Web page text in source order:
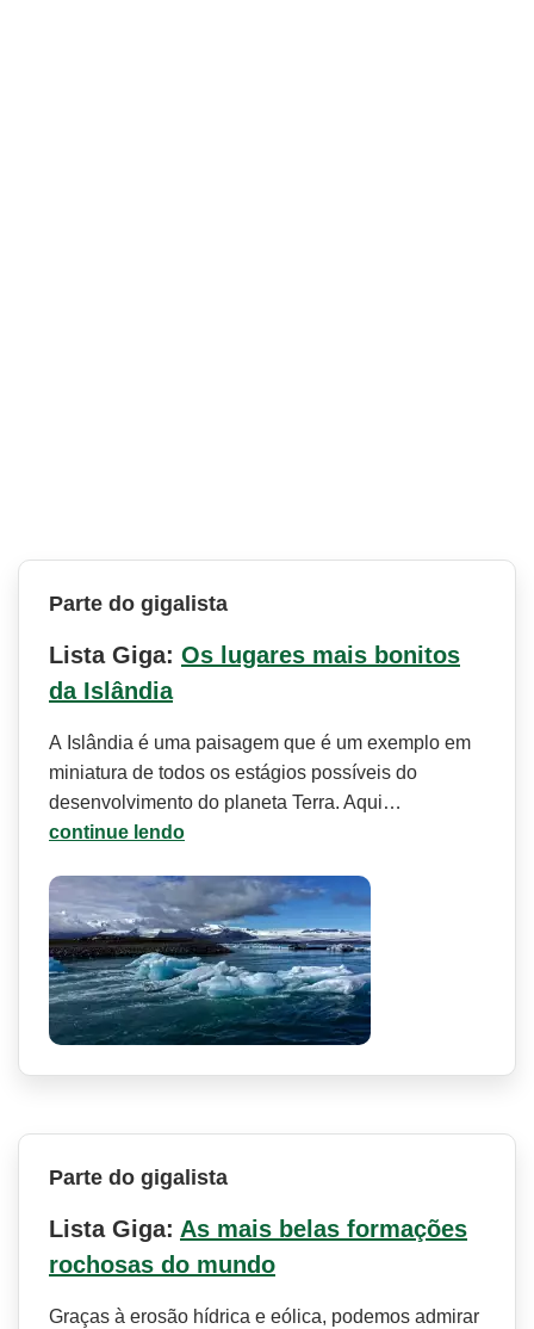
Parte do gigalista
Lista Giga: Os lugares mais bonitos
da Islândia
A Islândia é uma paisagem que é um exemplo em
miniatura de todos os estágios possíveis do
desenvolvimento do planeta Terra. Aqui…
continue lendo
Parte do gigalista
Lista Giga: As mais belas formações
rochosas do mundo
Graças à erosão hídrica e eólica, podemos admirar